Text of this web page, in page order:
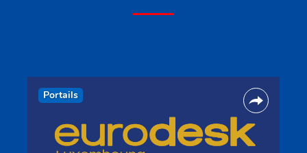
Portails